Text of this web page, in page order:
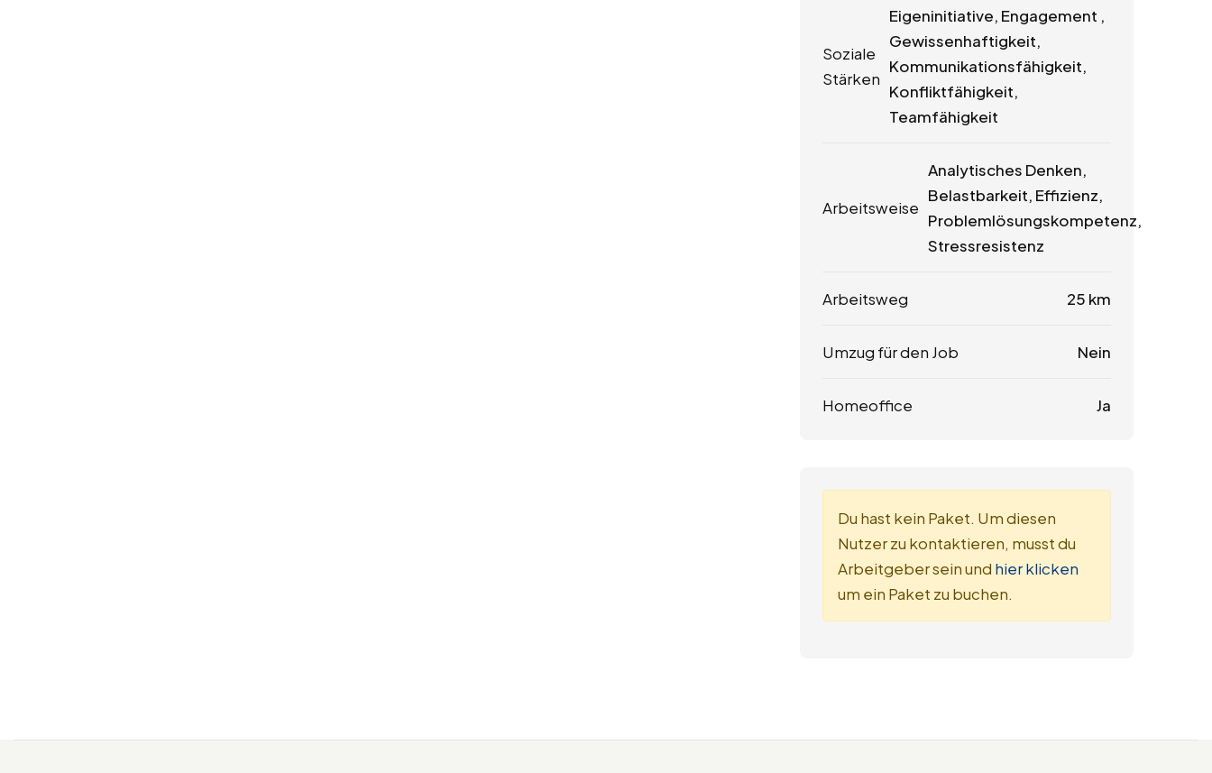
Soziale
Stärken
Eigeninitiative, Engagement ,
Gewissenhaftigkeit,
Kommunikationsfähigkeit,
Konfliktfähigkeit,
Teamfähigkeit
Arbeitsweise
Analytisches Denken,
Belastbarkeit, Effizienz,
Problemlösungskompetenz,
Stressresistenz
Arbeitsweg 25 km
Umzug für den Job Nein
Homeoffice Ja
Du hast kein Paket. Um diesen
Nutzer zu kontaktieren, musst du
Arbeitgeber sein und hier klicken
um ein Paket zu buchen.